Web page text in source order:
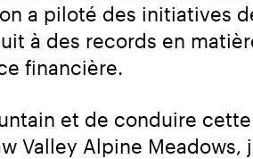
a piloté des initiatives
à des records en
financière.
et de conduire cette
Valley Alpine Meadows,